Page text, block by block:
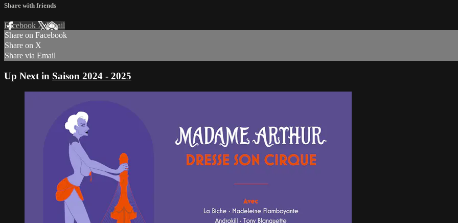
Share with friends
Facebook XEmail
Share on Facebook
Share on X
Share via Email
Up Next in Saison 2024 - 2025